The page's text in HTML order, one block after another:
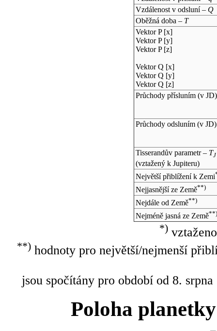
Vzdálenost v odsluní – Q
Oběžná doba – T
Vektor P [x]
Vektor P [y]
Vektor P [z]
Vektor Q [x]
Vektor Q [y]
Vektor Q [z]
Průchody přísluním (v JD)
Průchody odsluním (v JD)
Tisserandův parametr – TJ
(vztažený k Jupiteru)
Největší přiblížení k Zemi
Nejjasnější ze Země**)
Nejdále od Země**)
Nejméně jasná ze Země**)
*)
**)hodnoty pro největší/nejmenší
jsou spočítány pro období od 8.
Poloha